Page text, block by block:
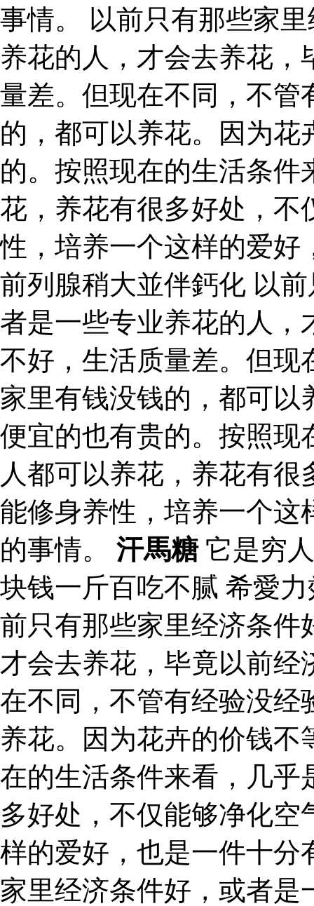
事情。 以前只有那些家
养花的人，才会去养花
量差。但现在不同，不管
的，都可以养花。因为
的。按照现在的生活条
花，养花有很多好处，不
性，培养一个这样的爱好
前列腺稍大並伴鈣化 以
者是一些专业养花的人，
不好，生活质量差。但现
家里有钱没钱的，都可
便宜的也有贵的。按照现
人都可以养花，养花有
能修身养性，培养一个这
的事情。 汗馬糖它是穷
块钱一斤百吃不腻 希愛
前只有那些家里经济条件
才会去养花，毕竟以前
在不同，不管有经验没经
养花。因为花卉的价钱
在的生活条件来看，几乎
多好处，不仅能够净化
样的爱好，也是一件十分
家里经济条件好，或者